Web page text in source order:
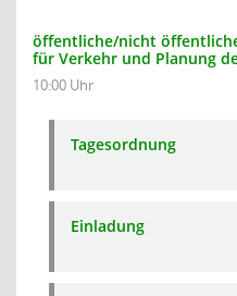
öffentliche/nicht
für Verkehr und Planung
10:00 Uhr
Tagesordnung
Einladung